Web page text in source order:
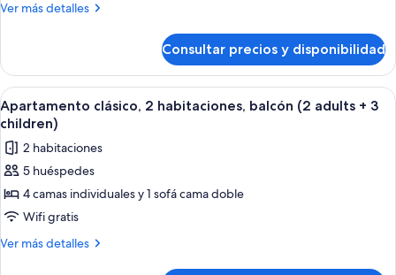
2
2
adults
+
2
child)
Ver más detalles
Más
Premium,
balcón
(Outdoor
Whirlpool,
adults
+
child)
Consultar precios y disponibilidad
Abrir
todas
las
fotos
de
Apartamento
clásico,
2
Caja fuerte, cortinas opacas, wifi
8
Apartamento clásico, 2 habitaciones, balcón (2 adults + 3
children)
2 habitaciones
5 huéspedes
4 camas individuales y 1 sofá cama doble
Wifi gratis
Ver más detalles
Más